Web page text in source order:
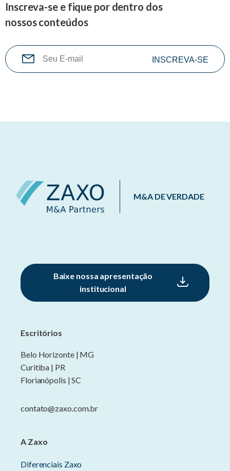
Inscreva-se e fique por dentro dos
nossos conteúdos
M&A DE VERDADE
Baixe nossa apresentação
institucional
Escritórios
Belo Horizonte | MG
Curitiba | PR
Florianópolis | SC
contato@zaxo.com.br
A Zaxo
Diferenciais Zaxo